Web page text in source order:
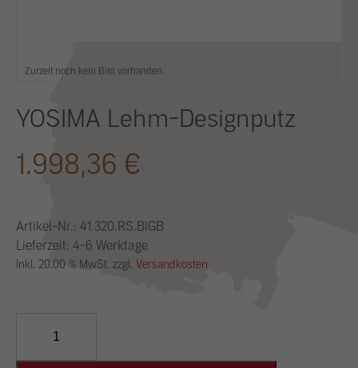
Zurzeit noch kein Bild vorhanden.
YOSIMA Lehm-Designputz
1.998,36 €
Artikel-Nr.: 41.320.RS.BIGB
Lieferzeit: 4-6 Werktage
Inkl. 20.00 % MwSt. zzgl. Versandkosten
Designputz